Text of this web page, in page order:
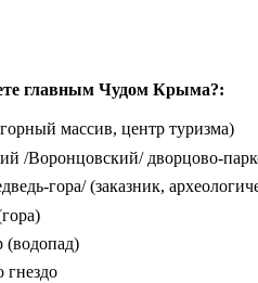
главным Чудом Крыма?:
массив, центр туризма)
/Воронцовский/ дворцово-
гора/ (заказник,
гнездо